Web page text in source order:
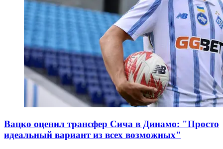
Вацко оценил трансфер Сича в Динамо: "Просто
идеальный вариант из всех возможных"